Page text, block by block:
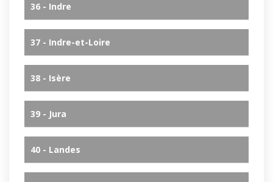
36 - Indre
37 - Indre-et-Loire
38 - Isère
39 - Jura
40 - Landes